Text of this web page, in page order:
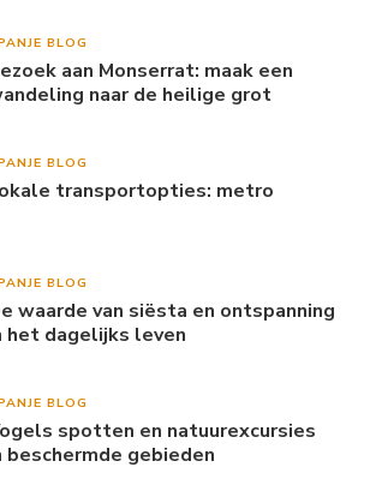
BLOG
aan Monserrat: maak een
naar de heilige grot
BLOG
transportopties: metro
BLOG
waarde van siësta en ontspanning
het dagelijks leven
BLOG
spotten en natuurexcursies
beschermde gebieden